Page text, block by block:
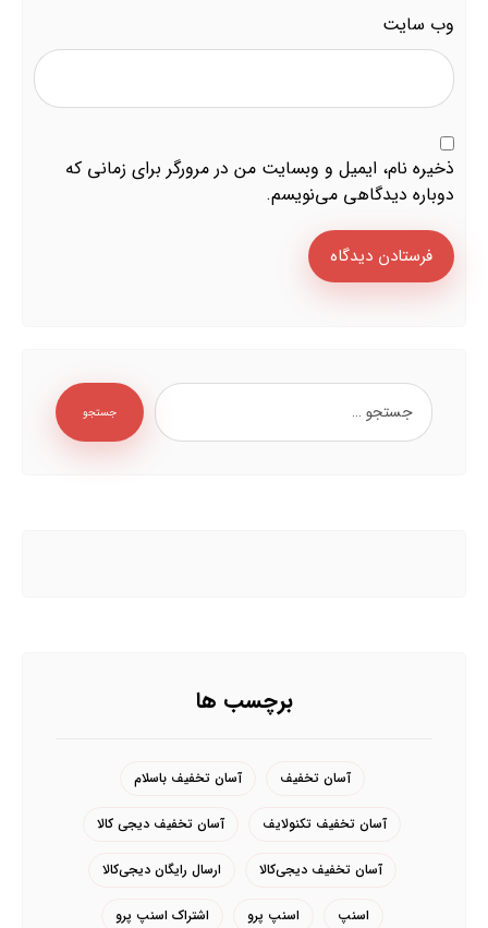
وب‌ سایت
ذخیره نام، ایمیل و وبسایت من در مرورگر برای زمانی که
دوباره دیدگاهی می‌نویسم.
فرستادن دیدگاه
جستجو
برچسب ها
آسان تخفیف آسان تخفیف باسلام
آسان تخفیف تکنولایف آسان تخفیف دیجی کالا
آسان تخفیف دیجی‌کالا ارسال رایگان دیجی‌کالا
اسنپ اسنپ پرو اشتراک اسنپ پرو